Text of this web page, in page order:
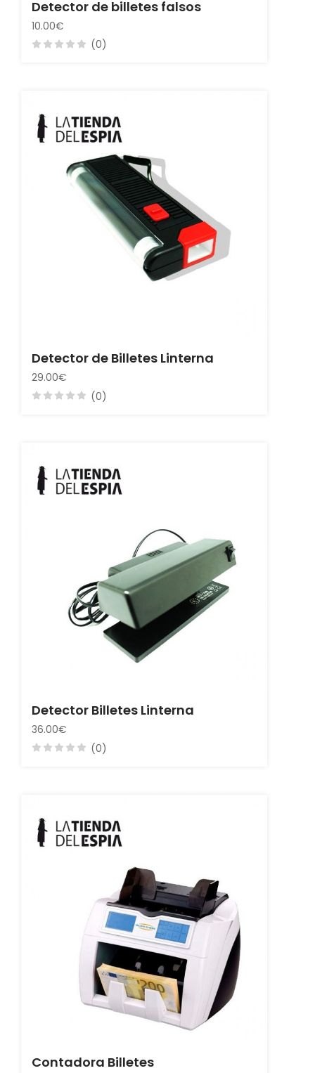
Detector de billetes falsos
10.00€
(0)
Detector de Billetes Linterna
29.00€
(0)
Detector Billetes Linterna
36.00€
(0)
Contadora Billetes